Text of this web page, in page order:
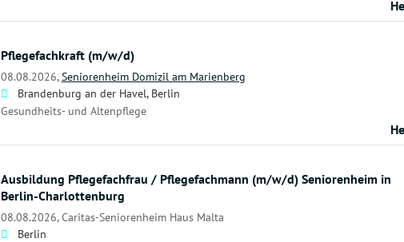
Pflegefachkraft (m/w/d)
08.08.2026, Seniorenheim Domizil am Marienberg
Brandenburg an der Havel, Berlin
Gesundheits- und Altenpflege
Ausbildung Pflegefachfrau / Pflegefachmann (m/w/d) Seniorenheim in
Berlin-Charlottenburg
08.08.2026,Caritas-Seniorenheim Haus Malta
Berlin